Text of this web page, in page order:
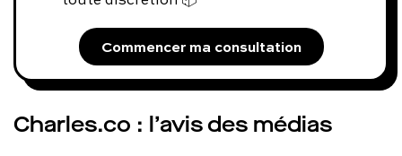
Commencer ma consultation
Charles.co : l’avis des médias